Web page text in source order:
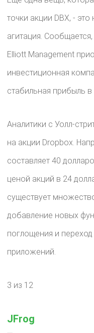
точки акции DBX, -
агитация.
Elliott Management
инвестиционная
стабильная прибыль
Аналитики с Уолл-
на акции Dropbox.
составляет 40
ценой акций в 24
существует
добавление новых
поглощения и
приложений.
3 из 12
JFrog